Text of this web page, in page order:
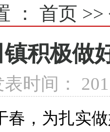
： 首页 >>
积极做
表时间：
春，为扎实